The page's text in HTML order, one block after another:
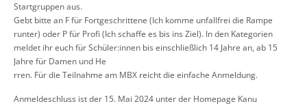
Startgruppen aus.
Gebt bitte an F für Fortgeschrittene (Ich komme unfallfrei die Rampe
runter) oder P für Profi (Ich schaffe es bis ins Ziel). In den Kategorien
meldet ihr euch für Schüler:innen bis einschließlich 14 Jahre an, ab 15
Jahre für Damen und He
rren. Für die Teilnahme am MBX reicht die einfache Anmeldung.
Anmeldeschluss ist der 15. Mai 2024 unter der Homepage Kanu